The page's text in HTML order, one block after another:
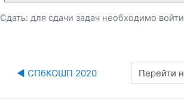
Сдать: для сдачи задач необходимо войти
◀︎ СПбКОШП 2020 Перейти на...